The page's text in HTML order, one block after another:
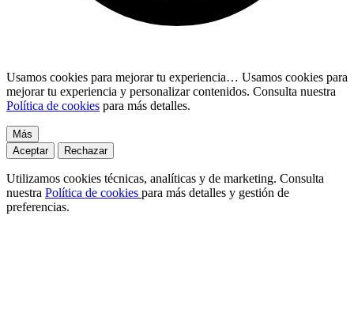
Usamos cookies para mejorar tu experiencia… Usamos cookies para
mejorar tu experiencia y personalizar contenidos. Consulta nuestra
Política de cookies para más detalles.
Más
Aceptar
Rechazar
Utilizamos cookies técnicas, analíticas y de marketing. Consulta
nuestra Política de cookies para más detalles y gestión de
preferencias.